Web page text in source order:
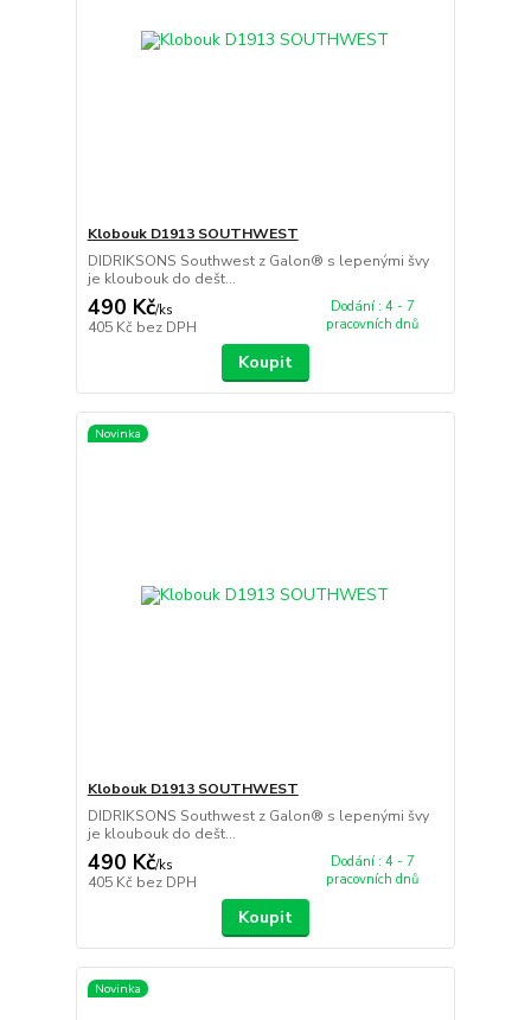
Klobouk D1913 SOUTHWEST
DIDRIKSONS Southwest z Galon® s lepenými švy
je kloubouk do dešt...
490 Kč/ks
405 Kč bez DPH
Dodání : 4 - 7
pracovních dnů
Koupit
Novinka
Klobouk D1913 SOUTHWEST
DIDRIKSONS Southwest z Galon® s lepenými švy
je kloubouk do dešt...
490 Kč/ks
405 Kč bez DPH
Dodání : 4 - 7
pracovních dnů
Koupit
Novinka